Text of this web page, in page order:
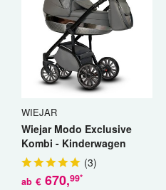
WIEJAR
Wiejar Modo Exclusive
Kombi - Kinderwagen
(3)
ab € 670,99*